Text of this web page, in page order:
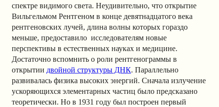
спектре видимого света. Неудивительно, что открытие
Вильгельмом Рентгеном в конце девятнадцатого века
рентгеновских лучей, длина волны которых гораздо
меньше, предоставило исследователям новые
перспективы в естественных науках и медицине.
Достаточно вспомнить о роли рентгенограммы в
открытии двойной структуры ДНК. Параллельно
развивалась физика высоких энергий. Сначала излучение
ускоряющихся элементарных частиц было предсказано
теоретически. Но в 1931 году был построен первый